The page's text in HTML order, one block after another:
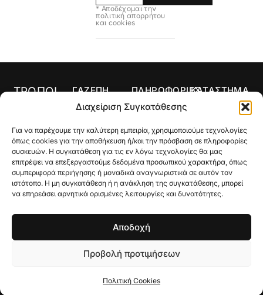
Διαχείριση Συγκατάθεσης
Για να παρέχουμε την καλύτερη εμπειρία, χρησιμοποιούμε τεχνολογίες
όπως cookies για την αποθήκευση ή/και την πρόσβαση σε πληροφορίες
συσκευών. Η συγκατάθεση για τις εν λόγω τεχνολογίες θα μας
επιτρέψει να επεξεργαστούμε δεδομένα προσωπικού χαρακτήρα, όπως
συμπεριφορά περιήγησης ή μοναδικά αναγνωριστικά σε αυτόν τον
ιστότοπο. Η μη συγκατάθεση ή η ανάκληση της συγκατάθεσης, μπορεί
να επηρεάσει αρνητικά ορισμένες λειτουργίες και δυνατότητες.
Αποδοχή
Προβολή προτιμήσεων
Πολιτική Cookies
* Αποδέχομαι την
πολιτική απορρήτου
και cookies
ΤΡΟΠΟΙ
ΠΛΗΡΩΜΗΣ
ΓΑΖΕΠΗ
λογαριασμός
μου
Κατάστημα
Ποιοι Είμαστε
Gallery
ΠΛΗΡΟΦΟΡΙΕΣ
Όροι Χρήσης
Πληρωμής
Τρόποι
Αποστολής
Πολιτική
Επιστροφών
ΚΑΤΑΣΤΗΜΑ
Σκουλαρίκια
Σταυροί
Βραχιόλια
Βέρες
Custom Made